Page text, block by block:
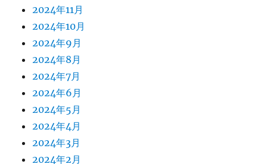
2024年11月
2024年10月
2024年9月
2024年8月
2024年7月
2024年6月
2024年5月
2024年4月
2024年3月
2024年2月